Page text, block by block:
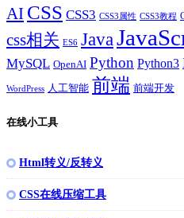
AI CSS CSS3 CSS3属性 CSS3教程
css相关 ES6 Java
MySQL OpenAI Python Python3
WordPress 人工智能 前端 前端开发
在线小工具
Html转义/反转义
CSS在线压缩工具